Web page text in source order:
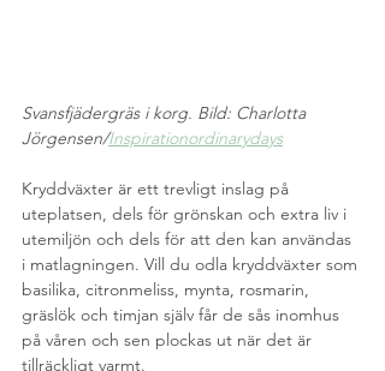
Svansfjädergräs i korg. Bild: Charlotta
Jörgensen/Inspirationordinarydays
Kryddväxter är ett trevligt inslag på
uteplatsen, dels för grönskan och extra liv i
utemiljön och dels för att den kan användas
i matlagningen. Vill du odla kryddväxter som
basilika, citronmeliss, mynta, rosmarin,
gräslök och timjan själv får de sås inomhus
på våren och sen plockas ut när det är
tillräckligt varmt.